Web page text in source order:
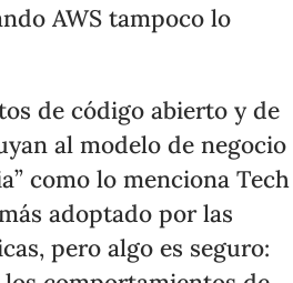
AWS tampoco lo
de código abierto y de
al modelo de negocio
como lo menciona Tech
adoptado por las
pero algo es seguro: